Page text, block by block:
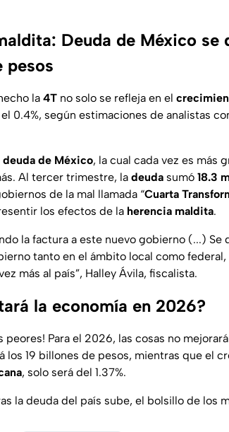
Deuda de México se
pesos
la 4T no solo se refleja en el
0.4%, según estimaciones de analistas
deuda de México, la cual cada vez es más
Al tercer trimestre, la deuda sumó 18.3
de la mal llamada “Cuarta
los efectos de la herencia maldita.
la factura a este nuevo gobierno (...)
tanto en el ámbito local como
más al país”, Halley Ávila, fiscalista.
la economía en 2026?
peores! Para el 2026, las cosas no
los 19 billones de pesos, mientras que el
, solo será del 1.37%.
la deuda del país sube, el bolsillo de los